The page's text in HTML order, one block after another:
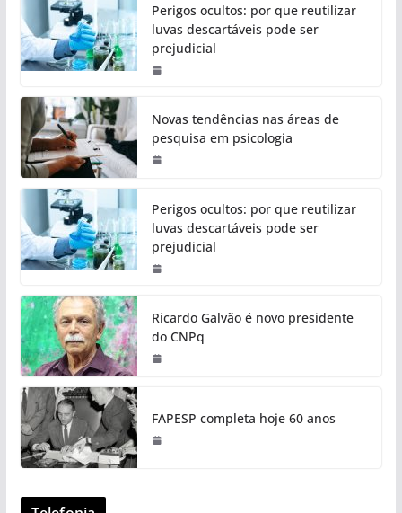
Perigos ocultos: por que reutilizar
luvas descartáveis pode ser
prejudicial
Novas tendências nas áreas de
pesquisa em psicologia
Perigos ocultos: por que reutilizar
luvas descartáveis pode ser
prejudicial
Ricardo Galvão é novo presidente
do CNPq
FAPESP completa hoje 60 anos